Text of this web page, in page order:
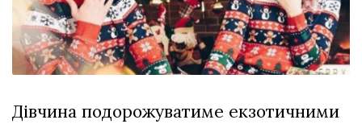
XIX
Спартакіада
VolWe...
29 Липня 2026
600 переглядів
Всі розділи
Персона
Дівчина подорожуватиме екзотичними